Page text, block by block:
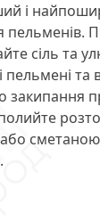
і
пельменів.
сіль та
та
закипання
сметаною